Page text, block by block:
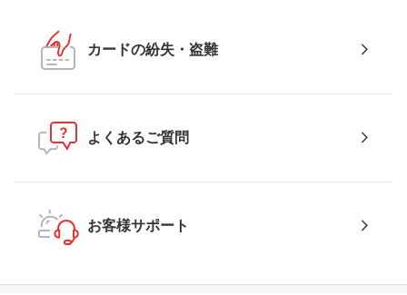
カードの紛失・盗難
よくあるご質問
お客様サポート